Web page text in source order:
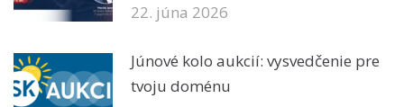
22. júna 2026
Júnové kolo aukcií: vysvedčenie pre
tvoju doménu